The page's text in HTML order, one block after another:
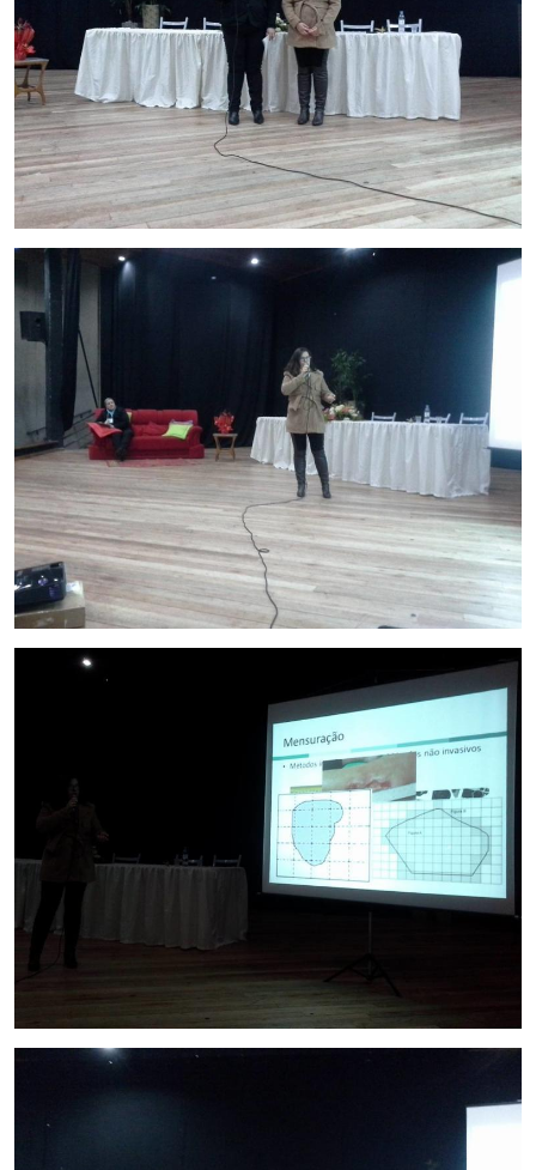
Controladoria-Geral da União
Ministério da Mulher, da Família e dos Direitos Humanos
Secretaria-Geral
Secretaria de Governo
Gabinete de Segurança Institucional
Advocacia-Geral da União
Banco Central do Brasil
Planalto